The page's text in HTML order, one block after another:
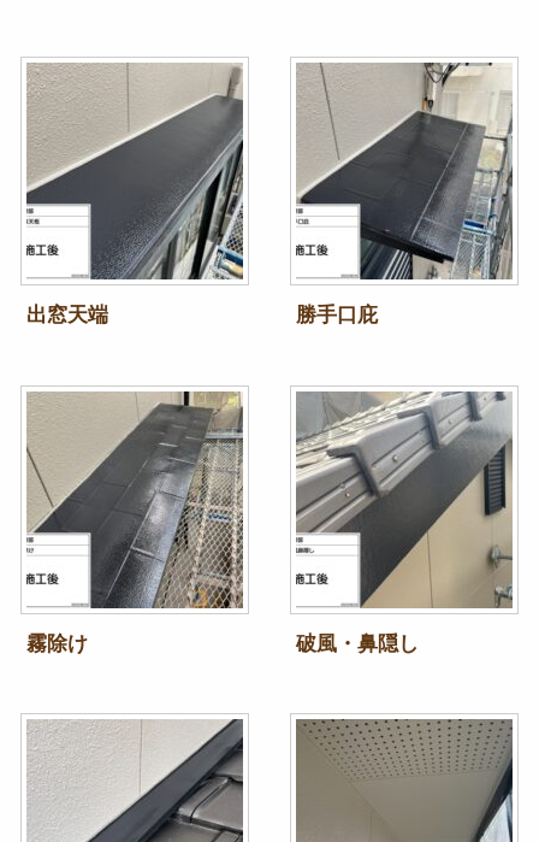
出窓天端 勝手口庇
霧除け 破風・鼻隠し